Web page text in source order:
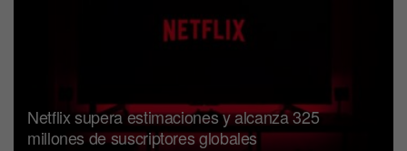
Netflix supera estimaciones y alcanza 325
millones de suscriptores globales